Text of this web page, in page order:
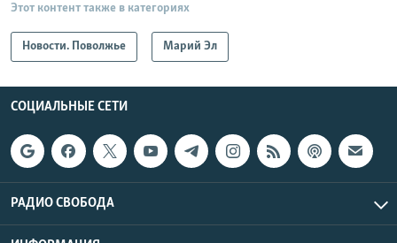
Этот контент также в категориях
Новости. Поволжье Марий Эл
СОЦИАЛЬНЫЕ СЕТИ
РАДИО СВОБОДА